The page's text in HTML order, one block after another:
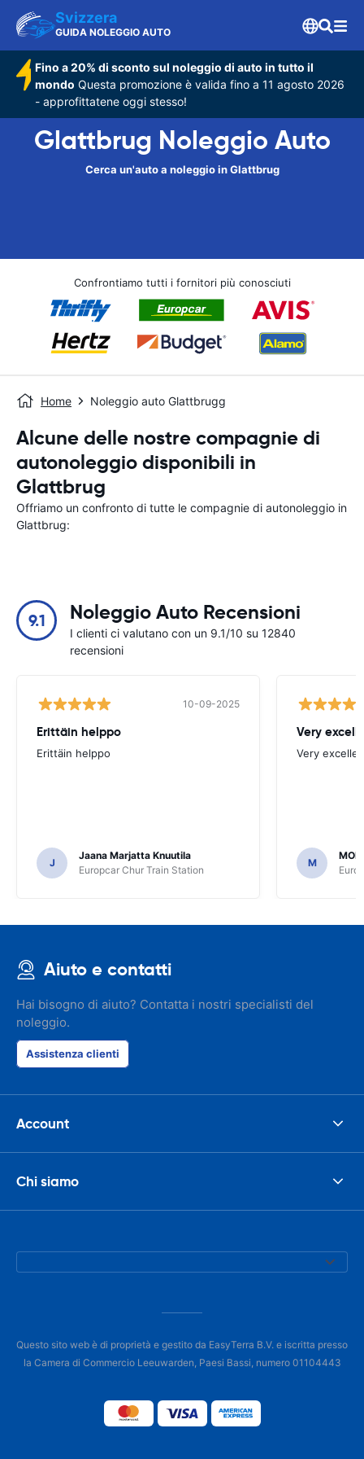
Svizzera
GUIDA NOLEGGIO AUTO
Fino a 20% di sconto sul noleggio di auto in tutto il
mondo Questa promozione è valida fino a 11 agosto 2026
- approfittatene oggi stesso!
Glattbrug Noleggio Auto
Cerca un'auto a noleggio in Glattbrug
Confrontiamo tutti i fornitori più conosciuti
Home Noleggio auto Glattbrugg
Alcune delle nostre compagnie di
autonoleggio disponibili in
Glattbrug
Offriamo un confronto di tutte le compagnie di autonoleggio in
Glattbrug:
9.1 Noleggio Auto Recensioni
I clienti ci valutano con un 9.1/10 su 12840
recensioni
10-09-2025
Erittäin helppo
Erittäin helppo
J
Jaana Marjatta Knuutila
Europcar Chur Train Station
Very
Very
M
Aiuto e contatti
Hai bisogno di aiuto? Contatta i nostri specialisti del
noleggio.
Assistenza clienti
Account
Chi siamo
Questo sito web è di proprietà e gestito da EasyTerra B.V. e iscritta presso
la Camera di Commercio Leeuwarden, Paesi Bassi, numero 01104443